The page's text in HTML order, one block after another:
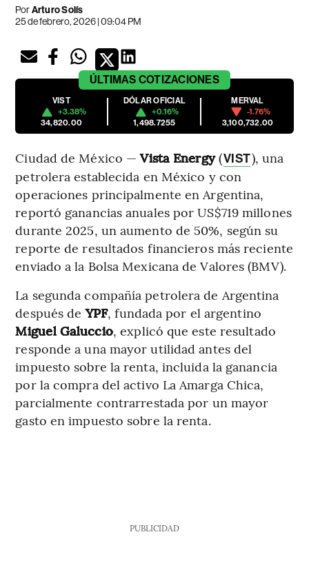
PorArturo Solís
25 de febrero, 2026 | 09:04 PM
ÚLTIMAS COTIZACIONES
VIST
+3.38%
34,820.00
DÓLAR OFICIAL
+0.16%
1,498.7255
MERVAL
-1.76%
3,100,732.00
Ciudad de México —Vista Energy(VIST), una
petrolera establecida en México y con
operaciones principalmente en Argentina,
reportó ganancias anuales por US$719 millones
durante 2025, un aumento de 50%, según su
reporte de resultados financieros más reciente
enviado a la Bolsa Mexicana de Valores (BMV).
La segunda compañía petrolera de Argentina
después deYPF, fundada por el argentino
Miguel Galuccio, explicó que este resultado
responde a una mayor utilidad antes del
impuesto sobre la renta, incluida la ganancia
por la compra del activo La Amarga Chica,
parcialmente contrarrestada por un mayor
gasto en impuesto sobre la renta.
PUBLICIDAD